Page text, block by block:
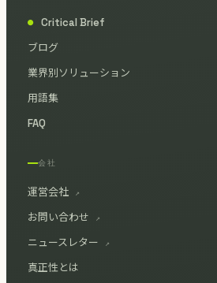
●
Critical Brief
ブログ
業界別ソリューション
用語集
FAQ
会社
運営会社 ↗
お問い合わせ ↗
ニュースレター ↗
真正性とは